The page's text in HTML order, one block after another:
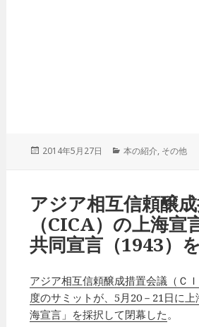
投
2014年5月27日
カ
ー
本の紹介, その他
アジア相互信頼醸
（CICA）の上海宣
共同宣言（1943）
アジア相互信頼醸成措置会議（Ｃ
度のサミットが、5月20－21日に
海宣言」を採択して閉幕した 。